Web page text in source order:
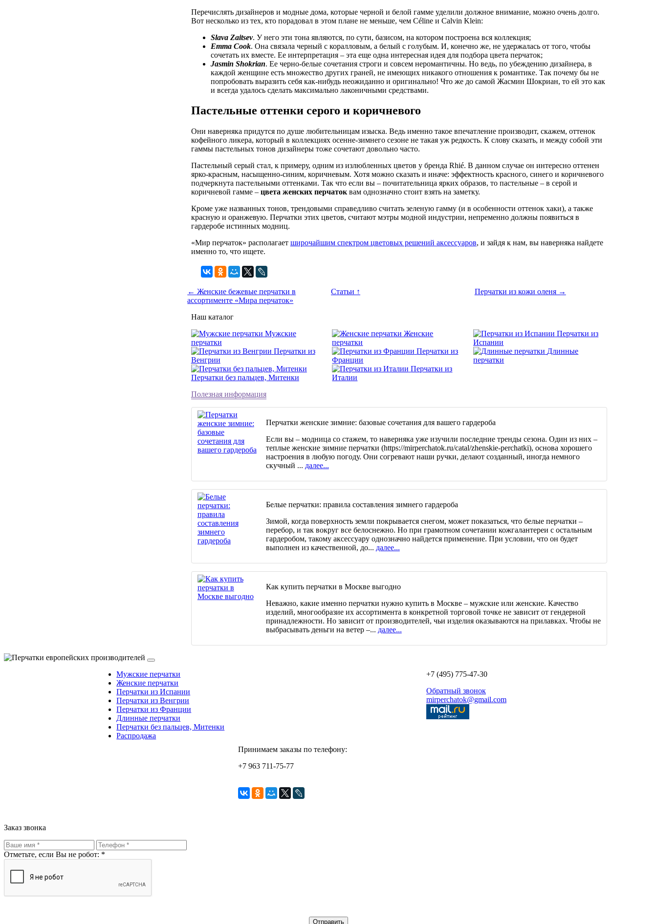
Перечислять дизайнеров и модные дома, которые черной и белой гамме уделили должное внимание, можно очень долго.
Вот несколько из тех, кто порадовал в этом плане не меньше, чем Céline и Calvin Klein:
Slava Zaitsev. У него эти тона являются, по сути, базисом, на котором построена вся коллекция;
Emma Cook. Она связала черный с коралловым, а белый с голубым. И, конечно же, не удержалась от того, чтобы
сочетать их вместе. Ее интерпретация – эта еще одна интересная идея для подбора цвета перчаток;
Jasmin Shokrian. Ее черно-белые сочетания строги и совсем неромантичны. Но ведь, по убеждению дизайнера, в
каждой женщине есть множество других граней, не имеющих никакого отношения к романтике. Так почему бы не
попробовать выразить себя как-нибудь неожиданно и оригинально! Что же до самой Жасмин Шокриан, то ей это как
и всегда удалось сделать максимально лаконичными средствами.
Пастельные оттенки серого и коричневого
Они наверняка придутся по душе любительницам изыска. Ведь именно такое впечатление производит, скажем, оттенок
кофейного ликера, который в коллекциях осенне-зимнего сезоне не такая уж редкость. К слову сказать, и между собой эти
гаммы пастельных тонов дизайнеры тоже сочетают довольно часто.
Пастельный серый стал, к примеру, одним из излюбленных цветов у бренда Rhié. В данном случае он интересно оттенен
ярко-красным, насыщенно-синим, коричневым. Хотя можно сказать и иначе: эффектность красного, синего и коричневого
подчеркнута пастельными оттенками. Так что если вы – почитательница ярких образов, то пастельные – в серой и
коричневой гамме – цвета женских перчатоквам однозначно стоит взять на заметку.
Кроме уже названных тонов, трендовыми справедливо считать зеленую гамму (и в особенности оттенок хаки), а также
красную и оранжевую. Перчатки этих цветов, считают мэтры модной индустрии, непременно должны появиться в
гардеробе истинных модниц.
«Мир перчаток» располагает широчайшим спектром цветовых решений аксессуаров, и зайдя к нам, вы наверняка найдете
именно то, что ищете.
← Женские бежевые перчатки в
ассортименте «Мира перчаток»
Статьи ↑ Перчатки из кожи оленя →
Наш каталог
Мужские
перчатки
Женские
перчатки
Перчатки из
Испании
Перчатки из
Венгрии
Перчатки из
Франции
Длинные
перчатки
Перчатки без пальцев, Митенки
Перчатки из
Италии
Полезная информация
Перчатки женские зимние: базовые сочетания для вашего гардероба
Если вы – модница со стажем, то наверняка уже изучили последние тренды сезона. Один из них –
теплые женские зимние перчатки (https://mirperchatok.ru/catal/zhenskie-perchatki), основа хорошего
настроения в любую погоду. Они согревают наши ручки, делают созданный, иногда немного
скучный ... далее...
Белые перчатки: правила составления зимнего гардероба
Зимой, когда поверхность земли покрывается снегом, может показаться, что белые перчатки –
перебор, и так вокруг все белоснежно. Но при грамотном сочетании кожгалантереи с остальным
гардеробом, такому аксессуару однозначно найдется применение. При условии, что он будет
выполнен из качественной, до... далее...
Как купить перчатки в Москве выгодно
Неважно, какие именно перчатки нужно купить в Москве – мужские или женские. Качество
изделий, многообразие их ассортимента в конкретной торговой точке не зависит от гендерной
принадлежности. Но зависит от производителей, чьи изделия оказываются на прилавках. Чтобы не
выбрасывать деньги на ветер –... далее...
Мужские перчатки
Женские перчатки
Перчатки из Испании
Перчатки из Венгрии
Перчатки из Франции
Длинные перчатки
Перчатки без пальцев, Митенки
Распродажа
Принимаем заказы по телефону:
+7 963 711-75-77
+7 (495) 775-47-30
Обратный звонок
mirperchatok@gmail.com
Заказ звонка
Отметьте, если Вы не робот: *
Отправить